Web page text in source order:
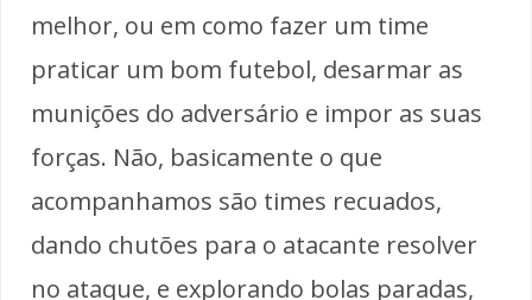
melhor, ou em como fazer um time
praticar um bom futebol, desarmar as
munições do adversário e impor as suas
forças. Não, basicamente o que
acompanhamos são times recuados,
dando chutões para o atacante resolver
no ataque, e explorando bolas paradas,